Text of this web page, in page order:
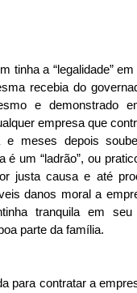
recebia do
e demonstrado
empresa que
e meses depois
um “ladrão”, ou
justa causa e até
danos moral a
tranquila em
parte da família.